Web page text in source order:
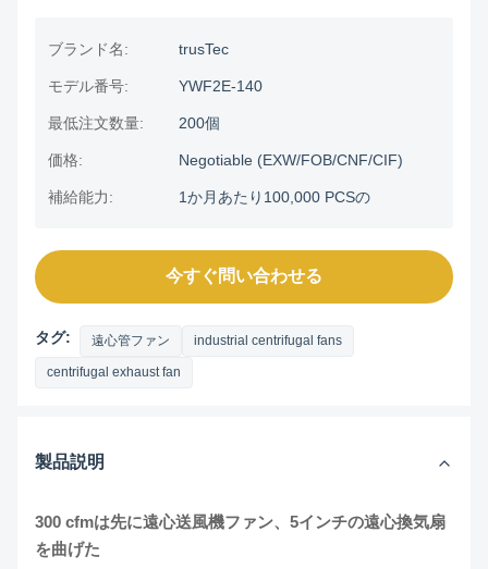
ブランド名: trusTec
モデル番号: YWF2E-140
最低注文数量: 200個
価格: Negotiable (EXW/FOB/CNF/CIF)
補給能力: 1か月あたり100,000 PCSの
今すぐ問い合わせる
タグ: 遠心管ファン industrial centrifugal fans
centrifugal exhaust fan
製品説明
300 cfmは先に遠心送風機ファン、5インチの遠心換気扇
を曲げた